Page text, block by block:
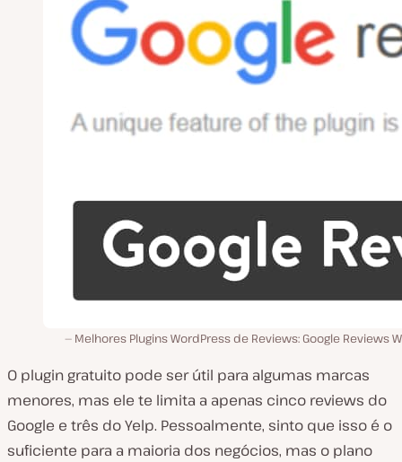
Melhores Plugins WordPress de Reviews: Google Reviews
O plugin gratuito pode ser útil para algumas marcas
menores, mas ele te limita a apenas cinco reviews do
Google e três do Yelp. Pessoalmente, sinto que isso é o
suficiente para a maioria dos negócios, mas o plano